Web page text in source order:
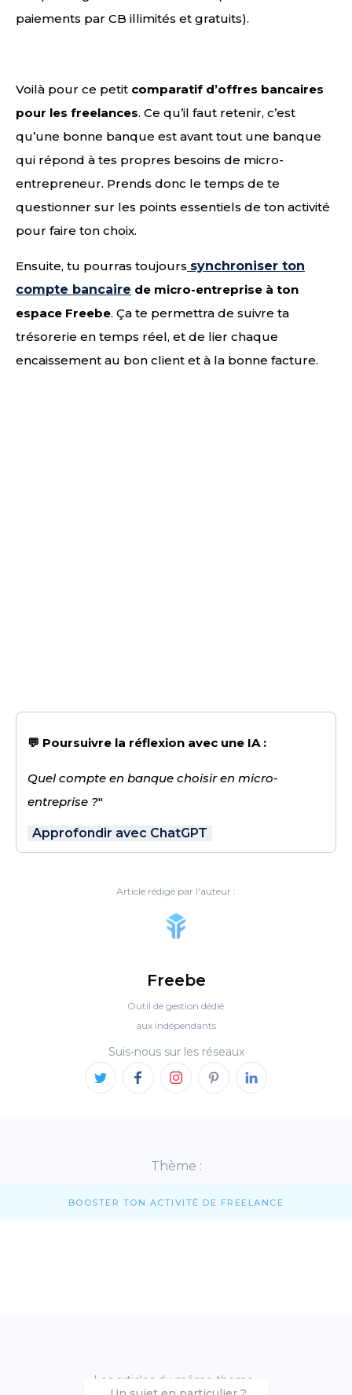
paiements par CB illimités et gratuits).
Voilà pour ce petit comparatif d’offres bancaires
pour les freelances. Ce qu’il faut retenir, c’est
qu’une bonne banque est avant tout une banque
qui répond à tes propres besoins de micro-
entrepreneur. Prends donc le temps de te
questionner sur les points essentiels de ton activité
pour faire ton choix.
Ensuite, tu pourras toujours synchroniser ton
compte bancaire de micro-entreprise à ton
espace Freebe. Ça te permettra de suivre ta
trésorerie en temps réel, et de lier chaque
encaissement au bon client et à la bonne facture.
💬 Poursuivre la réflexion avec une IA :
Quel compte en banque choisir en micro-
entreprise ?"
Approfondir avec ChatGPT
Article rédigé par l'auteur :
Freebe
Outil de gestion dédié
aux indépendants
Suis-nous sur les réseaux
Thème :
BOOSTER TON ACTIVITÉ DE FREELANCE
Les articles du même theme :